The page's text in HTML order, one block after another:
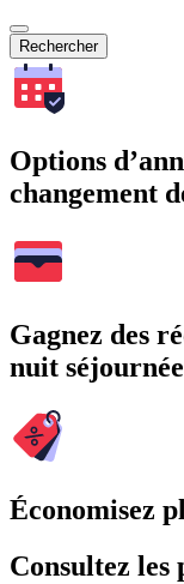
Rechercher
Options
changement
Gagnez des
nuit séjournée
Économisez
Consultez les